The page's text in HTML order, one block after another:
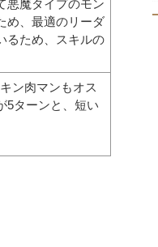
悪魔タイプのモン
め、最適のリーダ
るため、スキルの
ン肉マンもオス
5ターンと、短い